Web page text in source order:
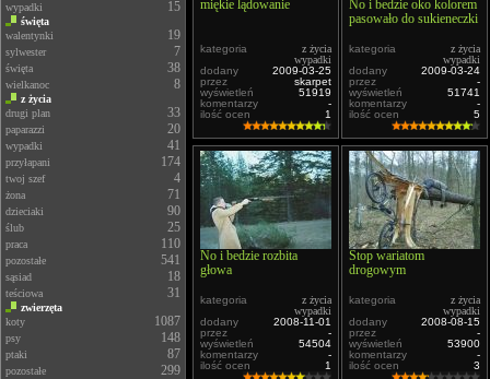
wypadki 15
święta
walentynki
19
sylwester 7
święta 38
wielkanoc 8
z życia
drugi plan
33
paparazzi 20
wypadki 41
przyłapani 174
twoj szef 4
żona 71
dzieciaki 90
ślub 25
praca 110
pozostałe 541
sąsiad 18
teściowa 31
zwierzęta
koty
1087
psy 148
ptaki 87
pozostałe 299
miękie lądowanie
kategoria
z życia
wypadki
dodany
2009-03-25
przez
skarpet
wyświetleń
51919
komentarzy
-
ilość ocen
1
No i bedzie oko kolorem
pasowało do sukieneczki
kategoria
z życia
wypadki
dodany
2009-03-24
przez
-
wyświetleń
51741
komentarzy
-
ilość ocen
5
No i bedzie rozbita
głowa
kategoria
z życia
wypadki
dodany
2008-11-01
przez
-
wyświetleń
54504
komentarzy
-
ilość ocen
1
Stop wariatom
drogowym
kategoria
z życia
wypadki
dodany
2008-08-15
przez
-
wyświetleń
53900
komentarzy
-
ilość ocen
3